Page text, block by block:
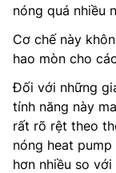
nóng quá nhiều
Cơ chế này
hao mòn cho
Đối với những
tính năng này
rất rõ rệt theo
nóng heat
hơn nhiều so